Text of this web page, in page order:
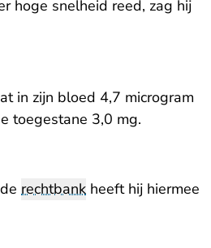
hoge snelheid reed, zag hij
in zijn bloed 4,7 microgram
toegestane 3,0 mg.
rechtbank heeft hij hiermee